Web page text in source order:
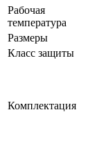
Рабочая
температура
Размеры
Класс защиты
Комплектация